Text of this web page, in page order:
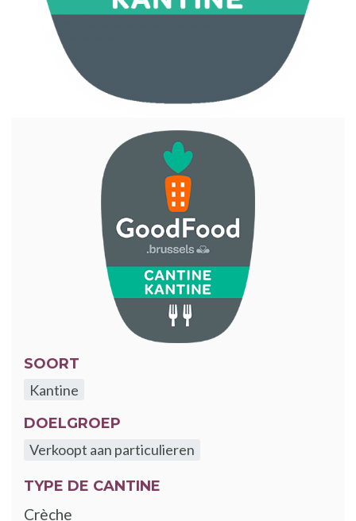
SOORT
Kantine
DOELGROEP
Verkoopt aan particulieren
TYPE DE CANTINE
Crèche